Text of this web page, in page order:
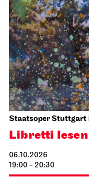
Staatsoper Stuttgart
Libretti lesen
06.10.2026
19:00 - 20:30